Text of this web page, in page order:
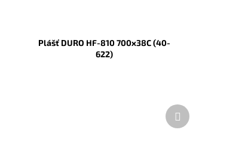
Plášť DURO HF-810 700x38C (40-
622)
Další
produkt